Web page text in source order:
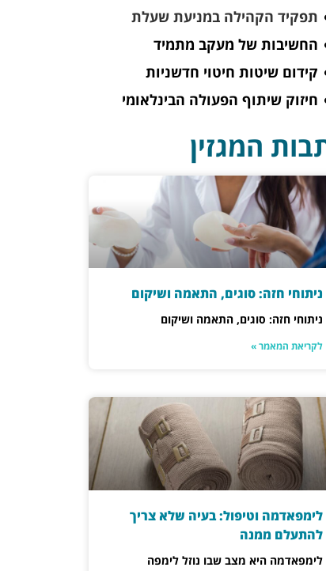
תפקיד הקהילה במניעת שעלת
החשיבות של מעקב מתמיד
קידום שיטות חיטוי חדשניות
חיזוק שיתוף הפעולה הבינלאומי
המגזין
ניתוחי חזה: סוגים, התאמה ושיקום
ניתוחי חזה: סוגים, התאמה ושיקום
לקריאת המאמר »
לימפאדמה וטיפול: בעיה שלא צריך
להתעלם ממנה
לימפאדמה היא מצב שבו נוזל לימפה